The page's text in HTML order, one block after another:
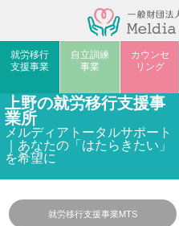
就労移行
支援事業
自立訓練
事業
カウンセ
リング
上野の就労移行支援事
業所
メルディアトータルサポート
｜あなたの「はたらきたい」
を希望に
就労移行支援事業MTS